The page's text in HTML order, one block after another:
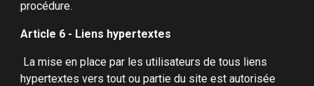
procédure.
Article 6 - Liens hypertextes
La mise en place par les utilisateurs de tous liens
hypertextes vers tout ou partie du site est autorisée